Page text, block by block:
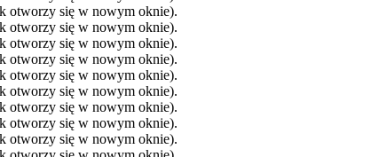
otworzy się w nowym oknie).
otworzy się w nowym oknie).
otworzy się w nowym oknie).
otworzy się w nowym oknie).
otworzy się w nowym oknie).
otworzy się w nowym oknie).
otworzy się w nowym oknie).
otworzy się w nowym oknie).
otworzy się w nowym oknie).